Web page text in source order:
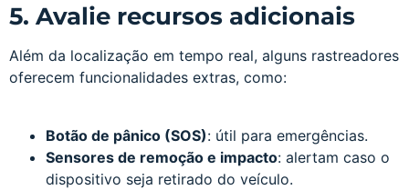
5. Avalie recursos adicionais
Além da localização em tempo real, alguns rastreadores
oferecem funcionalidades extras, como:
Botão de pânico (SOS): útil para emergências.
Sensores de remoção e impacto: alertam caso o
dispositivo seja retirado do veículo.